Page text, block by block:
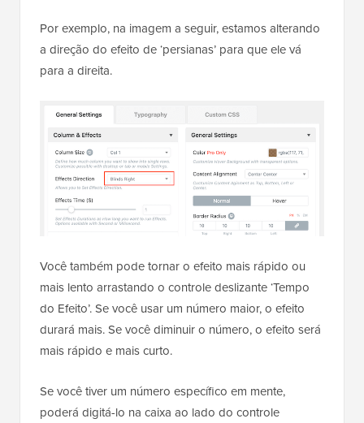
Por exemplo, na imagem a seguir, estamos alterando
a direção do efeito de ‘persianas’ para que ele vá
para a direita.
Você também pode tornar o efeito mais rápido ou
mais lento arrastando o controle deslizante ‘Tempo
do Efeito’. Se você usar um número maior, o efeito
durará mais. Se você diminuir o número, o efeito será
mais rápido e mais curto.
Se você tiver um número específico em mente,
poderá digitá-lo na caixa ao lado do controle